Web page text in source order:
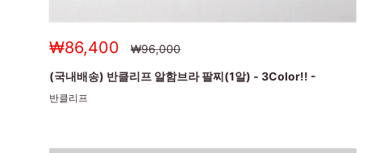
세
가
₩86,400
정
가
₩96,000
(국내배송) 반클리프 알함브라 팔찌(1알) - 3Color!! -
반클리프